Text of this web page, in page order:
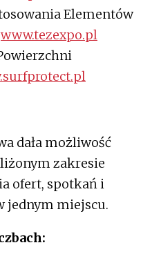
Elementów
www.tezexpo.pl
dała możliwość
zakresie
ofert, spotkań i
jednym miejscu.